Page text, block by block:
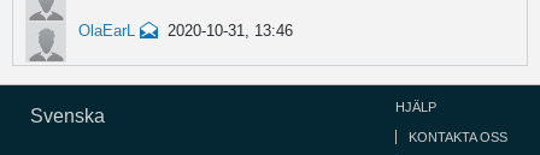
OlaEarL 2020-10-31, 13:46
Svenska HJÄLP
KONTAKTA OSS